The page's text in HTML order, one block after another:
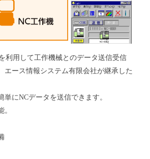
利用して工作機械とのデータ送信受信
ース情報システム有限会社が継承した
にNCデータを送信できます。